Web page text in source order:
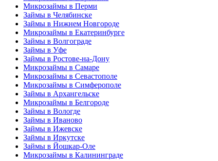
Микрозаймы в Перми
Займы в Челябинске
Займы в Нижнем Новгороде
Микрозаймы в Екатеринбурге
Займы в Волгограде
Займы в Уфе
Займы в Ростове-на-Дону
Микрозаймы в Самаре
Микрозаймы в Севастополе
Микрозаймы в Симферополе
Займы в Архангельске
Микрозаймы в Белгороде
Займы в Вологде
Займы в Иваново
Займы в Ижевске
Займы в Иркутске
Займы в Йошкар-Оле
Микрозаймы в Калининграде